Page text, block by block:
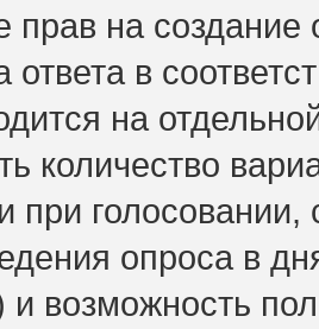
прав на
ответа в
на
количество
при
опроса в
возможность